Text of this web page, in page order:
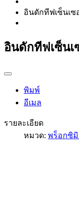
อินดักทีฟเซ็นเซ
อินดักทีฟเซ็นเ
พิมพ์
อีเมล
รายละเอียด
หมวด: พร็อกซิมิ